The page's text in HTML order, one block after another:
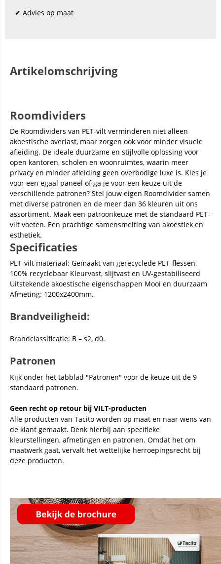
✔ Advies op maat
Artikelomschrijving
Roomdividers
De Roomdividers van PET-vilt verminderen niet alleen
akoestische overlast, maar zorgen ook voor minder visuele
afleiding. De ideale duurzame en stijlvolle oplossing voor
open kantoren, scholen en woonruimtes, waarin meer
privacy en minder afleiding geen overbodige luxe is. Kies je
voor een egaal paneel of ga je voor een keuze uit de
verschillende patronen? Stel jouw eigen Roomdivider samen
met diverse patronen en de meer dan 36 kleuren uit ons
assortiment. Maak een patroonkeuze met de standaard PET-
vilt voeten. Een prachtige samensmelting van akoestiek en
esthetiek.
Specificaties
PET-vilt materiaal: Gemaakt van gerecyclede PET-flessen,
100% recyclebaar Kleurvast, slijtvast en UV-gestabiliseerd
Uitstekende akoestische eigenschappen Mooi en duurzaam
Afmeting: 1200x2400mm.
Brandveiligheid:
Brandclassificatie: B – s2, d0.
Patronen
Kijk onder het tabblad "Patronen" voor de keuze uit de 9
standaard patronen.
Geen recht op retour bij VILT-producten
Alle producten van Tacito worden op maat en naar wens van
de klant gemaakt. Denk hierbij aan specifieke
kleurstellingen, afmetingen en patronen. Omdat het om
maatwerk gaat, vervalt het wettelijke herroepingsrecht bij
deze producten.